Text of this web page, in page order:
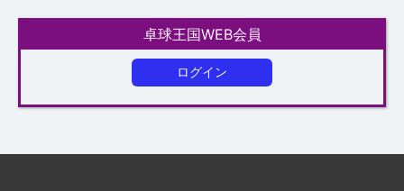
卓球王国WEB会員
ログイン